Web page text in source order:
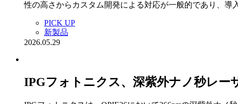
性の高さからカスタム開発による対応が一般的であり、導
PICK UP
新製品
2026.05.29
IPGフォトニクス、深紫外ナノ秒レー